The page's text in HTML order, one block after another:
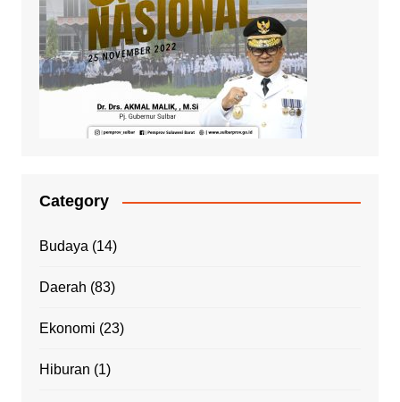
Category
Budaya (14)
Daerah (83)
Ekonomi (23)
Hiburan (1)